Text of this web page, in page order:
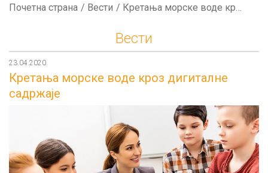
Почетна страна Вести Кретања морске воде кроз дигиталне садржаје
Вести
23.04.2020.
Кретања морске воде кроз дигиталне
садржаје